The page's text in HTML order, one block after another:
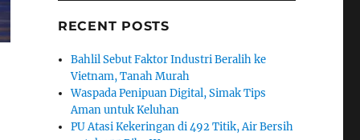
RECENT POSTS
Bahlil Sebut Faktor Industri Beralih ke
Vietnam, Tanah Murah
Waspada Penipuan Digital, Simak Tips
Aman untuk Keluhan
PU Atasi Kekeringan di 492 Titik, Air Bersih